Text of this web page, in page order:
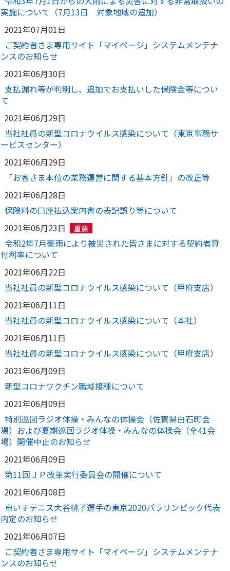
実施について（7月13日 対象地域の追加）
2021年07月01日
ご契約者さま専用サイト「マイページ」システムメンテナ
ンスのお知らせ
2021年06月30日
⽀払漏れ等が判明し、追加でお⽀払いした保険⾦等につい
て
2021年06月29日
当社社員の新型コロナウイルス感染について（東京事務サ
ービスセンター）
2021年06月29日
「お客さま本位の業務運営に関する基本方針」の改正等
2021年06月28日
保険料の口座払込案内書の表記誤り等について
2021年06月23日
重要
令和2年7月豪雨により被災された皆さまに対する契約者貸
付利率について
2021年06月22日
当社社員の新型コロナウイルス感染について（甲府支店）
2021年06月11日
当社社員の新型コロナウイルス感染について（本社）
2021年06月11日
当社社員の新型コロナウイルス感染について（甲府支店）
2021年06月09日
新型コロナワクチン職域接種について
2021年06月09日
特別巡回ラジオ体操・みんなの体操会（佐賀県白石町会
場）および夏期巡回ラジオ体操・みんなの体操会（全41会
場）開催中止のお知らせ
2021年06月09日
第11回ＪＰ改革実行委員会の開催について
2021年06月08日
車いすテニス大谷桃子選手の東京2020パラリンピック代表
内定のお知らせ
2021年06月07日
ご契約者さま専用サイト「マイページ」システムメンテナ
ンスのお知らせ